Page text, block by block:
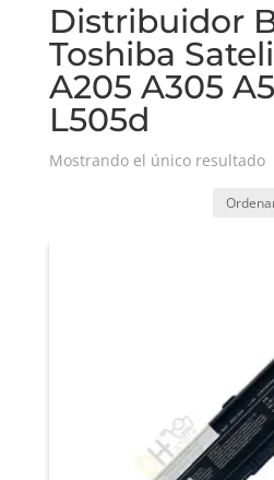
Distribuidor
Toshiba
A205 A305
L505d
Mostrando el único resultado